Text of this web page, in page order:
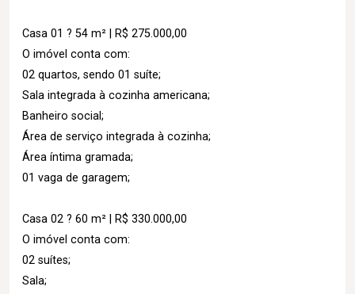
Casa 01 ? 54 m² | R$ 275.000,00
O imóvel conta com:
02 quartos, sendo 01 suíte;
Sala integrada à cozinha americana;
Banheiro social;
Área de serviço integrada à cozinha;
Área íntima gramada;
01 vaga de garagem;
Casa 02 ? 60 m² | R$ 330.000,00
O imóvel conta com:
02 suítes;
Sala;